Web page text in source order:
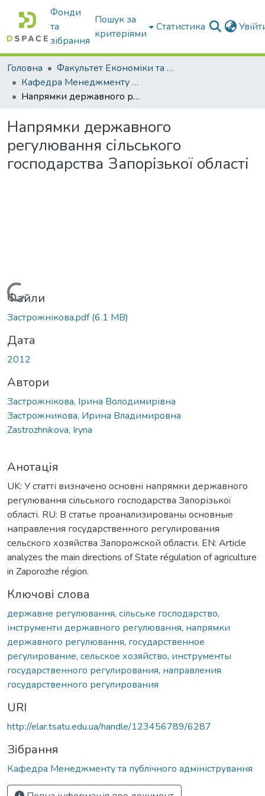
Фонди
та
зібрання
Пошук за
критеріями
Статистика
Головна
Факультет Економіки та бізнесу
Кафедра Менеджменту та публічного адміністрування
Напрямки державного регулювання сільського господарства Запорізької області
Напрямки державного
регулювання сільського
господарства Запорізької області
Вантажиться...
Файли
Застрожнікова.pdf(6.1 MB)
Дата
2012
Автори
Застрожнікова, Ірина Володимирівна
Застрожникова, Ирина Владимировна
Zastrozhnikova, Iryna
Анотація
UK: У статті визначено основні напрямки державного
регулювання сільського господарства Запорізької
області. RU: В статье проанализированы основные
направления государственного регулирования
сельского хозяйства Запорожской области. EN: Article
analyzes the main directions of State régulation of agriculture
in Zaporozhe région.
Ключові слова
державне регулювання, сільське господарство,
інструменти державного регулювання, напрямки
державного регулювання, государственное
регулирование, сельское хозяйство, инструменты
государственного регулирования, направления
государственного регулирования
URI
http://elar.tsatu.edu.ua/handle/123456789/6287
Зібрання
Кафедра Менеджменту та публічного адміністрування